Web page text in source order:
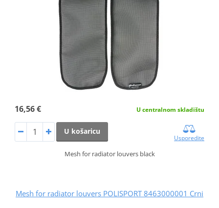
16,56 € U centralnom skladištu
U košaricu
Usporedite
Mesh for radiator louvers black
Mesh for radiator louvers POLISPORT 8463000001 Crni